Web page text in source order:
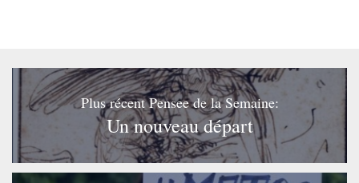
Plus récent Pensee de la Semaine:
Un nouveau départ